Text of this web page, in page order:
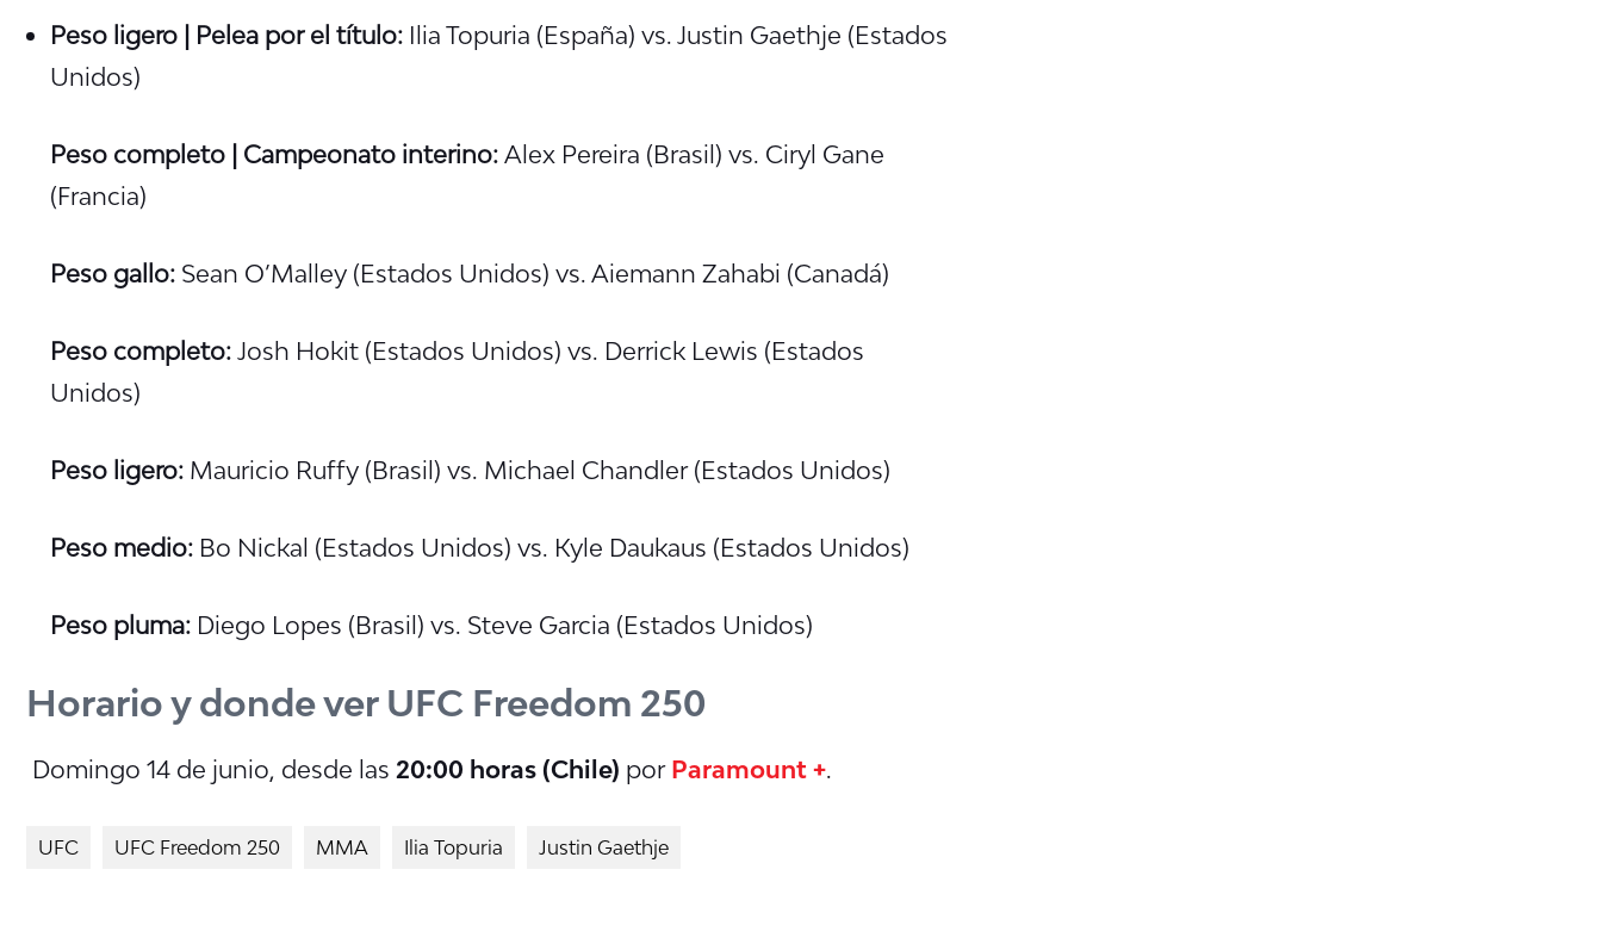
Peso ligero | Pelea por el título: Ilia Topuria (España) vs. Justin Gaethje (Estados
Unidos)
Peso completo | Campeonato interino: Alex Pereira (Brasil) vs. Ciryl Gane
(Francia)
Peso gallo: Sean O’Malley (Estados Unidos) vs. Aiemann Zahabi (Canadá)
Peso completo: Josh Hokit (Estados Unidos) vs. Derrick Lewis (Estados
Unidos)
Peso ligero: Mauricio Ruffy (Brasil) vs. Michael Chandler (Estados Unidos)
Peso medio: Bo Nickal (Estados Unidos) vs. Kyle Daukaus (Estados Unidos)
Peso pluma: Diego Lopes (Brasil) vs. Steve Garcia (Estados Unidos)
Horario y donde ver UFC Freedom 250
Domingo 14 de junio, desde las 20:00 horas (Chile) por Paramount +
UFC UFC Freedom 250 MMA Ilia Topuria Justin Gaethje